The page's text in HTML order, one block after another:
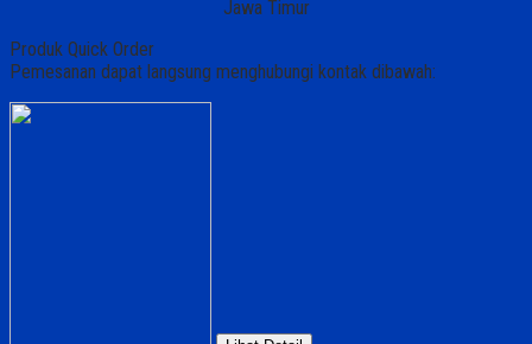
Jawa Timur
Produk Quick Order
Pemesanan dapat langsung menghubungi kontak dibawah: